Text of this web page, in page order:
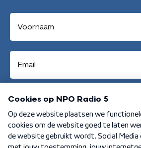
Aanmelden
Algemene voorwaarden Privacybeleid